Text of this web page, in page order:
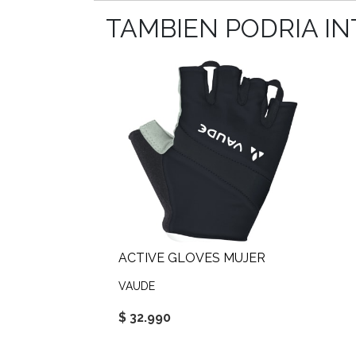
TAMBIEN PODRIA
ACTIVE GLOVES MUJER
VAUDE
$ 32.990